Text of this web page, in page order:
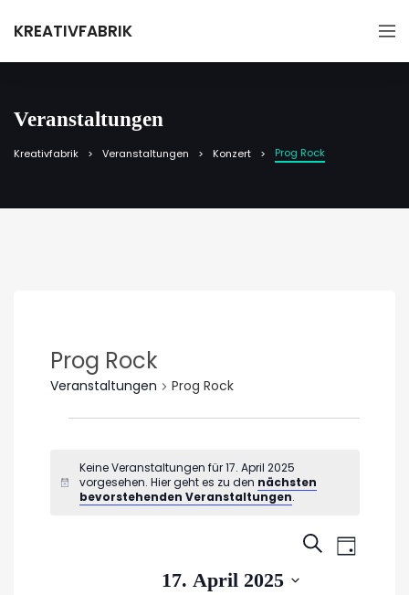
KREATIVFABRIK
Veranstaltungen
Kreativfabrik Veranstaltungen Konzert Prog Rock
Prog Rock
Veranstaltungen Prog Rock
für
17.
Hinweis
Keine Veranstaltungen für 17. April 2025
vorgesehen. Hier geht es zu den nächsten
bevorstehenden Veranstaltungen.
Suche
SUCHE
TAG
17. April 2025